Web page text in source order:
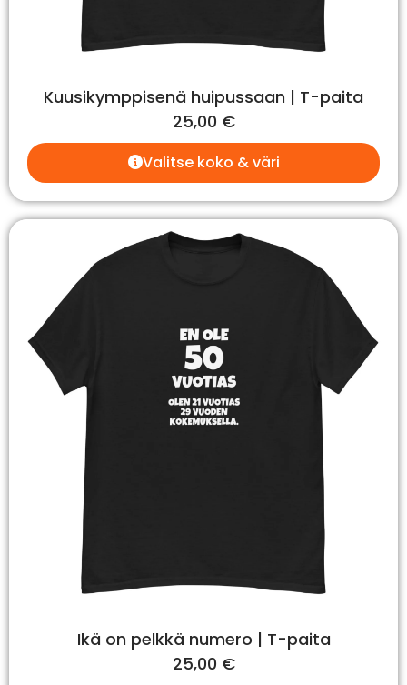
Kuusikymppisenä huipussaan | T-paita
25,00 €
Valitse koko & väri
Ikä on pelkkä numero | T-paita
25,00 €